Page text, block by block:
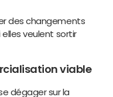
des changements
veulent sortir
viable
dégager sur la